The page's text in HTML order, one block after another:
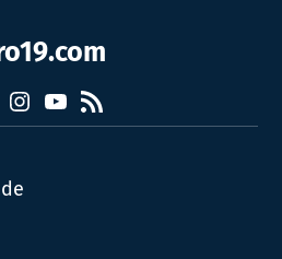
Instagram
YouTube
RSS